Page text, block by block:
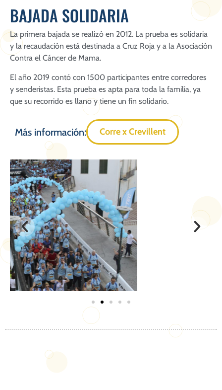
BAJADA SOLIDARIA
La primera bajada se realizó en 2012. La prueba es solidaria
y la recaudación está destinada a Cruz Roja y a la Asociación
Contra el Cáncer de Mama.
El año 2019 contó con 1500 participantes entre corredores
y senderistas. Esta prueba es apta para toda la familia, ya
que su recorrido es llano y tiene un fin solidario.
Más información: Corre x Crevillent